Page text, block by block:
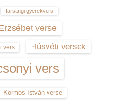
farsangi gyerekvers
verse
vers Húsvéti versek
vers
Kormos István verse